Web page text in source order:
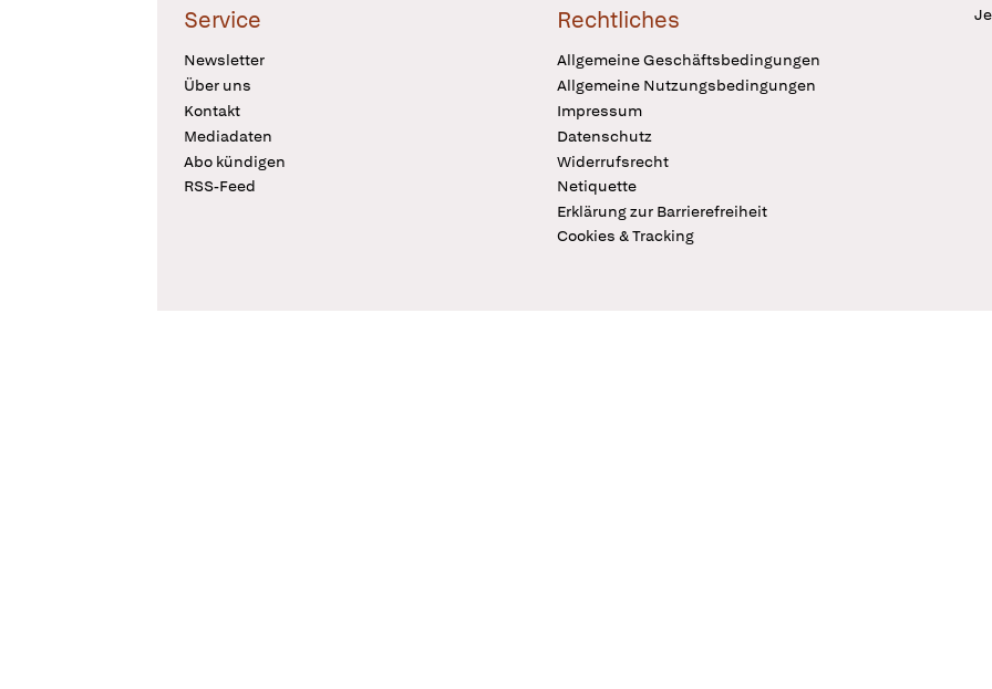
Service
Newsletter
Über uns
Kontakt
Mediadaten
Abo kündigen
RSS-Feed
Rechtliches
Allgemeine Geschäftsbedingungen
Allgemeine Nutzungsbedingungen
Impressum
Datenschutz
Widerrufsrecht
Netiquette
Erklärung zur Barrierefreiheit
Cookies & Tracking